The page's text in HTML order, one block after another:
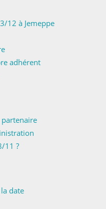
12 à Jemeppe
adhérent
11 ?
date